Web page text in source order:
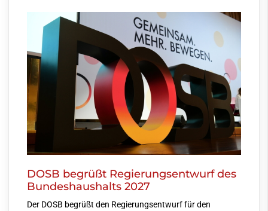
DOSB begrüßt Regierungsentwurf des
Bundeshaushalts 2027
Der DOSB begrüßt den Regierungsentwurf für den